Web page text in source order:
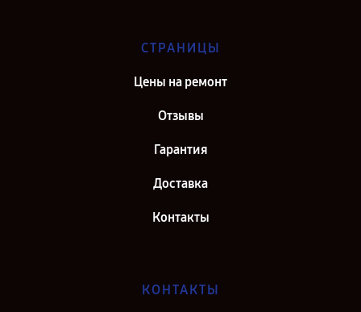
СТРАНИЦЫ
Цены на ремонт
Отзывы
Гарантия
Доставка
Контакты
КОНТАКТЫ